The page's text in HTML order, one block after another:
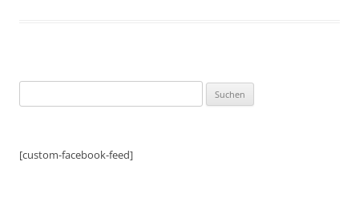
nach:
[custom-facebook-feed]